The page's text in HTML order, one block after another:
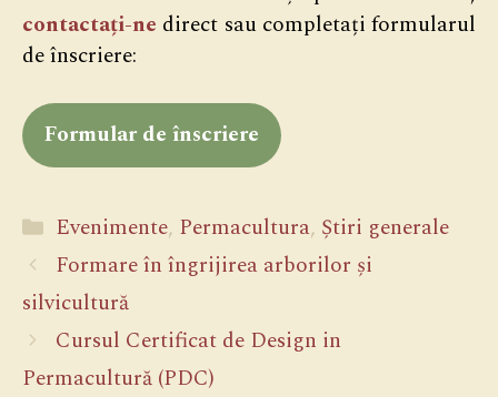
contactați-ne direct sau completați formularul
de înscriere:
Formular de înscriere
Categorii
Evenimente, Permacultura, Știri generale
Formare în îngrijirea arborilor și
silvicultură
Cursul Certificat de Design in
Permacultură (PDC)